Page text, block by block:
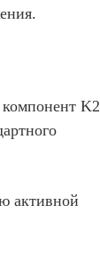
K2
активной